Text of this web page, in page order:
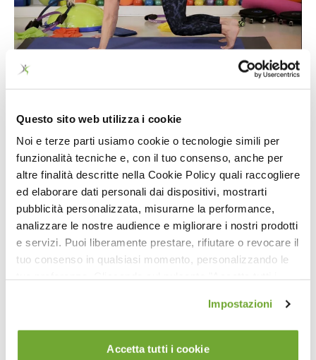
Questo sito web utilizza i cookie
Noi e terze parti usiamo cookie o tecnologie simili per
funzionalità tecniche e, con il tuo consenso, anche per
altre finalità descritte nella Cookie Policy quali raccogliere
ed elaborare dati personali dai dispositivi, mostrarti
pubblicità personalizzata, misurarne la performance,
analizzare le nostre audience e migliorare i nostri prodotti
e servizi. Puoi liberamente prestare, rifiutare o revocare il
tuo consenso in qualsiasi momento, personalizzando le
finalità indicate. Cliccando sul pulsante "Accetta cookie
tecnici" acconsenti all'uso dei soli cookie tecnici.
Impostazioni
Accetta tutti i cookie
19:17
Matwork Express: Risveglio Mattutino
12:33